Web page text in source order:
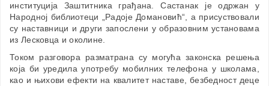
институција Заштитника грађана. Састанак је одржан у
Народној библиотеци „Радоје Домановић“, а присуствовали
су наставници и други запослени у образовним установама
из Лесковца и околине.
Током разговора разматрана су могућа законска решења
која би уредила употребу мобилних телефона у школама,
као и њихови ефекти на квалитет наставе, безбедност деце